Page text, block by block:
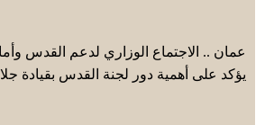
عمان .. الاجتماع الوزاري لدعم القدس
يؤكد على أهمية دور لجنة القدس بقيادة